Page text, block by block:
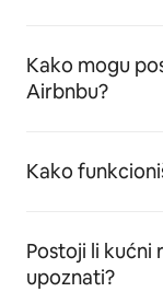
Kako mogu
Airbnbu?
Kako
Postoji li kućni
upoznati?